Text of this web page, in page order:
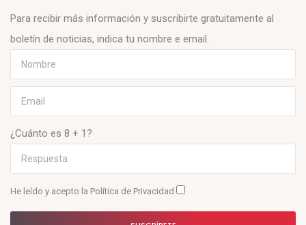
Para recibir más información y suscribirte gratuitamente al
boletín de noticias, indica tu nombre e email.
¿Cuánto es 8 + 1?
He leído y acepto la Política de Privacidad